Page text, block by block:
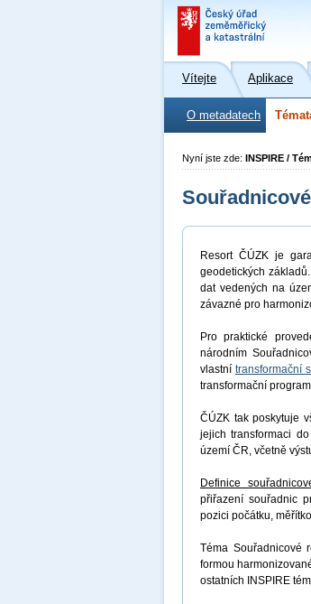
Vítejte Aplikace
O metadatech
Nyní jste zde: INSPIRE /
Resort ČÚZK je
geodetických
dat vedených na
závazné pro
Pro praktické
národním
vlastní transformační
transformační
ČÚZK tak poskytuje
jejich transformaci
území ČR, včetně
Definice
přiřazení souřadnic
pozici počátku,
Téma Souřadnicové
formou
ostatních INSPIRE